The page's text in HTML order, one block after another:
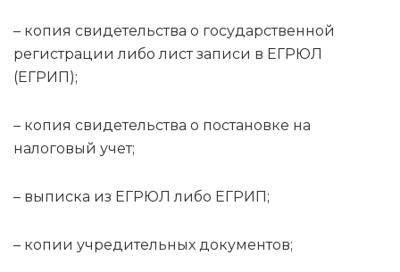
– копия свидетельства о государственной
регистрации либо лист записи в ЕГРЮЛ
(ЕГРИП);
– копия свидетельства о постановке на
налоговый учет;
– выписка из ЕГРЮЛ либо ЕГРИП;
– копии учредительных документов;